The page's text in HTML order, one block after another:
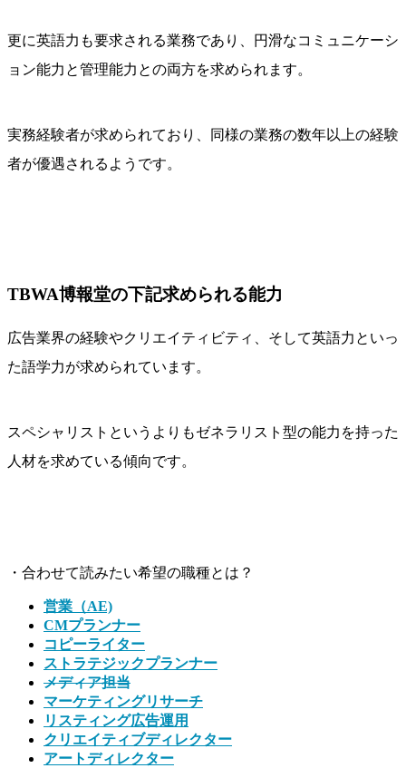
更に英語力も要求される業務であり、円滑なコミュニケーシ
ョン能力と管理能力との両方を求められます。
実務経験者が求められており、同様の業務の数年以上の経験
者が優遇されるようです。
TBWA博報堂の下記求められる能力
広告業界の経験やクリエイティビティ、そして英語力といっ
た語学力が求められています。
スペシャリストというよりもゼネラリスト型の能力を持った
人材を求めている傾向です。
・合わせて読みたい希望の職種とは？
営業（AE)
CMプランナー
コピーライター
ストラテジックプランナー
メディア担当
マーケティングリサーチ
リスティング広告運用
クリエイティブディレクター
アートディレクター